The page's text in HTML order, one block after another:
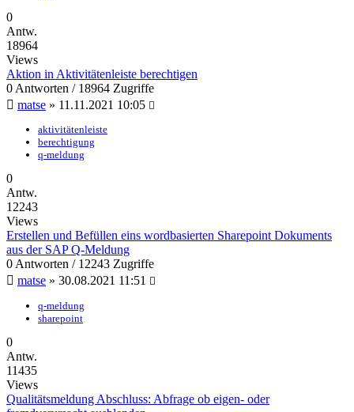
0
Antw.
18964
Views
Aktion in Aktivitätenleiste berechtigen
0 Antworten / 18964 Zugriffe
matse » 11.11.2021 10:05
aktivitätenleiste
berechtigung
q-meldung
0
Antw.
12243
Views
Erstellen und Befüllen eins wordbasierten Sharepoint Dokuments
aus der SAP Q-Meldung
0 Antworten / 12243 Zugriffe
matse » 30.08.2021 11:51
q-meldung
sharepoint
0
Antw.
11435
Views
Qualitätsmeldung Abschluss: Abfrage ob eigen- oder